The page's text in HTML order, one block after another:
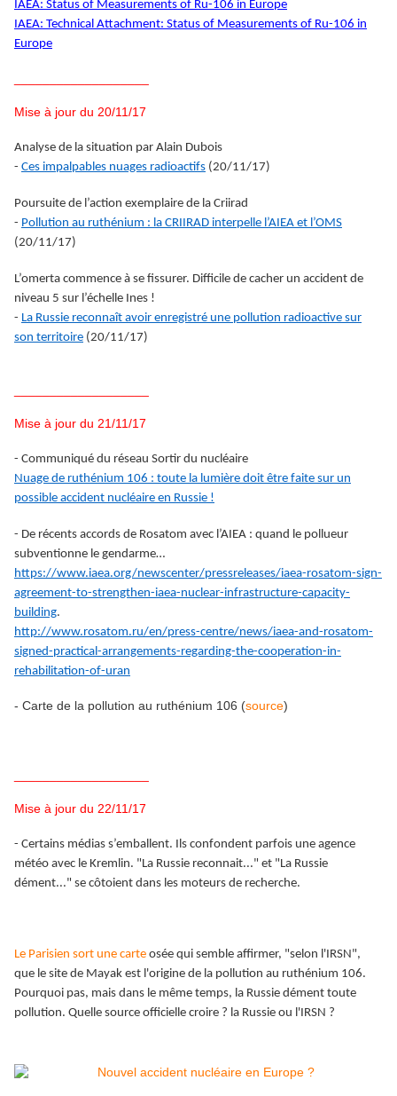
IAEA: Status of Measurements of Ru-106 in Europe
IAEA: Technical Attachment: Status of Measurements of Ru-106 in
Europe
Mise à jour du 20/11/17
Analyse de la situation par Alain Dubois
- Ces impalpables nuages radioactifs (20/11/17)
Poursuite de l’action exemplaire de la Criirad
- Pollution au ruthénium : la CRIIRAD interpelle l’AIEA et l’OMS
(20/11/17)
L’omerta commence à se fissurer. Difficile de cacher un accident de
niveau 5 sur l’échelle Ines !
- La Russie reconnaît avoir enregistré une pollution radioactive sur
son territoire (20/11/17)
Mise à jour du 21/11/17
- Communiqué du réseau Sortir du nucléaire
Nuage de ruthénium 106 : toute la lumière doit être faite sur un
possible accident nucléaire en Russie !
- De récents accords de Rosatom avec l’AIEA : quand le pollueur
subventionne le gendarme…
https://www.iaea.org/newscenter/pressreleases/iaea-rosatom-sign-
agreement-to-strengthen-iaea-nuclear-infrastructure-capacity-
building.
http://www.rosatom.ru/en/press-centre/news/iaea-and-rosatom-
signed-practical-arrangements-regarding-the-cooperation-in-
rehabilitation-of-uran
- Carte de la pollution au ruthénium 106 (source)
Mise à jour du 22/11/17
- Certains médias s’emballent. Ils confondent parfois une agence
météo avec le Kremlin. "La Russie reconnait..." et "La Russie
dément..." se côtoient dans les moteurs de recherche.
Le Parisien sort une carte osée qui semble affirmer, "selon l'IRSN",
que le site de Mayak est l'origine de la pollution au ruthénium 106.
Pourquoi pas, mais dans le même temps, la Russie dément toute
pollution. Quelle source officielle croire ? la Russie ou l'IRSN ?